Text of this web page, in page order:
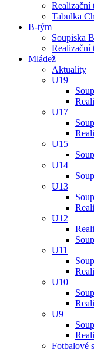
Realizační
Tabulka
B-tým
Soupiska
Realizační
Mládež
Aktuality
U19
U17
U15
U14
U13
U12
U11
U10
U9
Fotbalové